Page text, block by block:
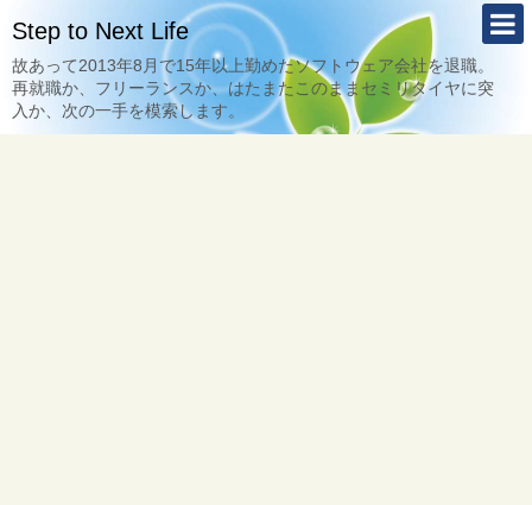
Step to Next Life
故あって2013年8月で15年以上勤めたソフトウェア会社を退職。
再就職か、フリーランスか、はたまたこのままセミリタイヤに突
入か、次の一手を模索します。